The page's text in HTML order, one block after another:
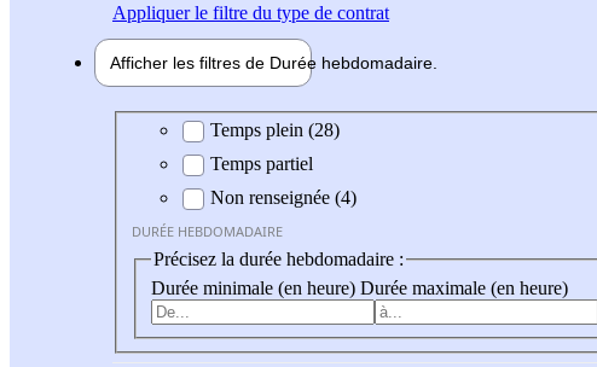
Appliquerle filtre du type de contrat
Afficher les filtres de Durée hebdomadaire
Durée hebdomadaire
Temps plein (28)
Temps partiel
Non renseignée (4)
DURÉE HEBDOMADAIRE
Précisez la durée hebdomadaire :
Durée minimale (en heure) Durée maximale (en heure)